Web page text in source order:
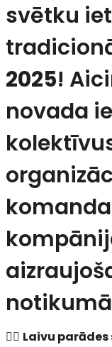
svētku
2025!
novada
🚣‍♀️ Laivu